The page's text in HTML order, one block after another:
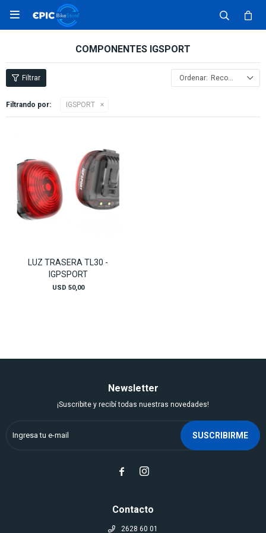

COMPONENTES IGSPORT
Recomendados
Filtrando por: IGSPORT
LUZ TRASERA TL30 -
IGPSPORT
USD 50,00
Contacto
2628 60 01
Newsletter
¡Suscribite y recibí todas nuestras novedades!
SUSCRIBIRME
 